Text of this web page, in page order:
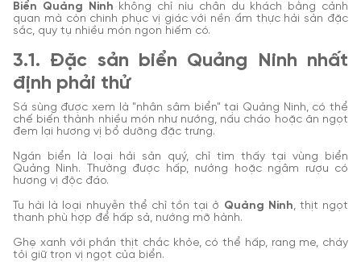
Biển Quảng Ninh không chỉ níu chân du khách bằng cảnh
quan mà còn chinh phục vị giác với nền ẩm thực hải sản đặc
sắc, quy tụ nhiều món ngon hiếm có.
3.1. Đặc sản biển Quảng Ninh nhất
định phải thử
Sá sùng được xem là "nhân sâm biển" tại Quảng Ninh, có thể
chế biến thành nhiều món như nướng, nấu cháo hoặc ăn ngọt
đem lại hương vị bổ dưỡng đặc trưng.
Ngán biển là loại hải sản quý, chỉ tìm thấy tại vùng biển
Quảng Ninh. Thường được hấp, nướng hoặc ngâm rượu có
hương vị độc đáo.
Tu hài là loại nhuyễn thể chỉ tồn tại ở Quảng Ninh, thịt ngọt
thanh phù hợp để hấp sả, nướng mỡ hành.
Ghẹ xanh với phần thịt chắc khỏe, có thể hấp, rang me, cháy
tỏi giữ trọn vị ngọt của biển.